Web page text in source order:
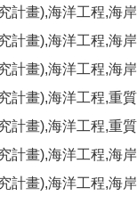
計畫),海洋工程,海
計畫),海洋工程,海
計畫),海洋工程,海
計畫),海洋工程,重
計畫),海洋工程,重
計畫),海洋工程,海
計畫),海洋工程,海